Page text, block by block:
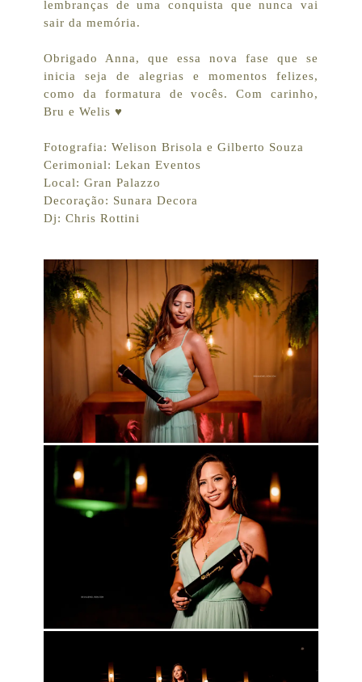
lembranças de uma conquista que nunca vai
sair da memória.
Obrigado Anna, que essa nova fase que se
inicia seja de alegrias e momentos felizes,
como da formatura de vocês. Com carinho,
Bru e Welis ♥
Fotografia: Welison Brisola e Gilberto Souza
Cerimonial: Lekan Eventos
Local: Gran Palazzo
Decoração: Sunara Decora
Dj: Chris Rottini